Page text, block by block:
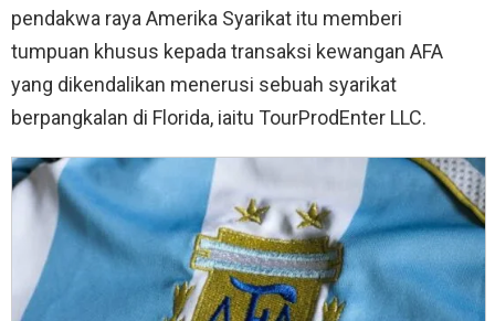
pendakwa raya Amerika Syarikat itu memberi
tumpuan khusus kepada transaksi kewangan AFA
yang dikendalikan menerusi sebuah syarikat
berpangkalan di Florida, iaitu TourProdEnter LLC.